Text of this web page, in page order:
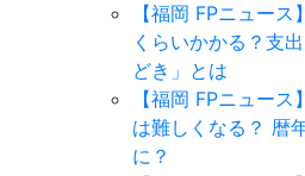
【福岡 FPニュー
くらいかかる？支
どき」とは
【福岡 FPニュー
は難しくなる？ 暦
に？